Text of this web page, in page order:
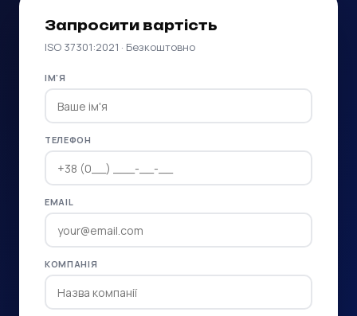
Запросити вартість
ISO 37301:2021 · Безкоштовно
ІМ'Я
ТЕЛЕФОН
EMAIL
КОМПАНІЯ